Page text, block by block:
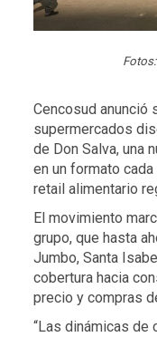
Cencosud anunció
supermercados
de Don Salva, una
en un formato
retail alimentario
El movimiento
grupo, que hasta
Jumbo, Santa
cobertura hacia
precio y compras
“Las dinámicas de